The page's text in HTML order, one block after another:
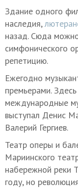
Здание одного
наследия,
назад. Сюда
симфонического
репетицию.
Ежегодно
премьерами.
международные
выступал Денис
Валерий Гергиев.
Театр оперы и
Мариинского
набережной реки
году, но